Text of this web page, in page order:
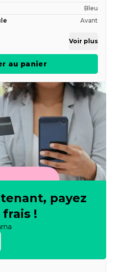
Bleu
Avant
Voir plus
au panier
payez
frais !